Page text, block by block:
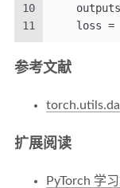
10
11
loss =
参考文献
扩展阅读
PyTorch 学